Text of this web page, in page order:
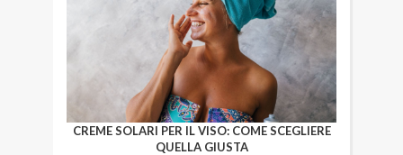
CREME SOLARI PER IL VISO: COME SCEGLIERE
QUELLA GIUSTA